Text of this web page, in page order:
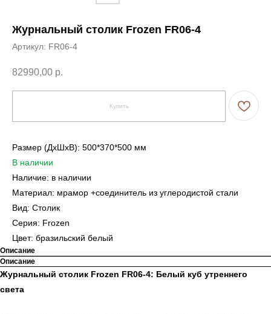
Журнальный столик Frozen FR06-4
Артикул: FR06-4
82990,00 р.
Купить
Размер (ДxШxВ): 500*370*500 мм
В наличии
Наличие: в наличии
Материал: мрамор +соединитель из углеродистой стали
Вид: Столик
Серия: Frozen
Цвет: бразильский белый
Описание
Описание
Журнальный столик Frozen FR06-4: Белый куб утреннего
света